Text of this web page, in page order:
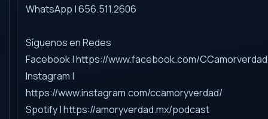
WhatsApp | 656.511.2606
Síguenos en Redes
Facebook | https://www.facebook.com/CCamorverdad
Instagram |
https://www.instagram.com/ccamoryverdad/
Spotify | https://amoryverdad.mx/podcast